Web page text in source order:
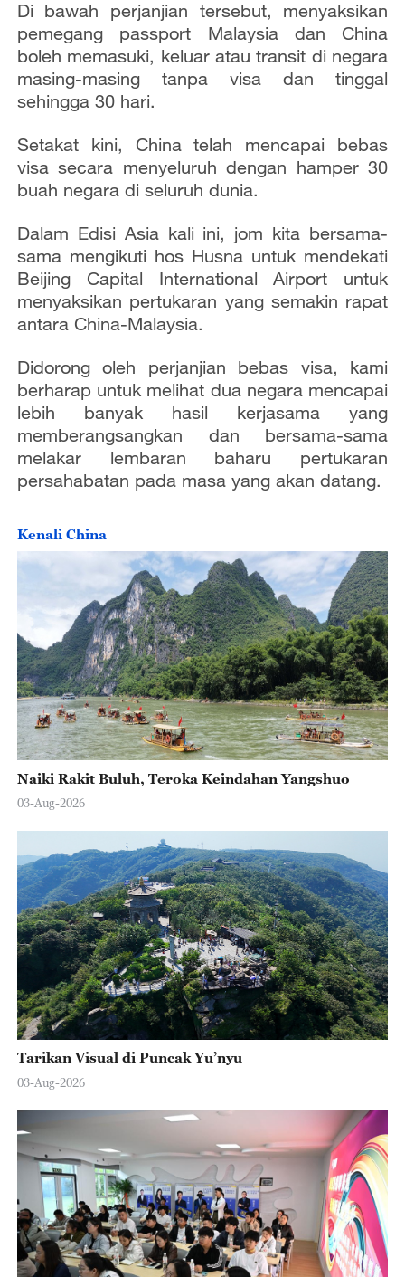
d
e
o
Di bawah perjanjian tersebut, menyaksikan
pemegang passport Malaysia dan China
boleh memasuki, keluar atau transit di negara
masing-masing tanpa visa dan tinggal
sehingga 30 hari.
Setakat kini, China telah mencapai bebas
visa secara menyeluruh dengan hamper 30
buah negara di seluruh dunia.
Dalam Edisi Asia kali ini, jom kita bersama-
sama mengikuti hos Husna untuk mendekati
Beijing Capital International Airport untuk
menyaksikan pertukaran yang semakin rapat
antara China-Malaysia.
Didorong oleh perjanjian bebas visa, kami
berharap untuk melihat dua negara mencapai
lebih banyak hasil kerjasama yang
memberangsangkan dan bersama-sama
melakar lembaran baharu pertukaran
persahabatan pada masa yang akan datang.
Kenali China
Naiki Rakit Buluh, Teroka Keindahan Yangshuo
03-Aug-2026
Tarikan Visual di Puncak Yu’nyu
03-Aug-2026